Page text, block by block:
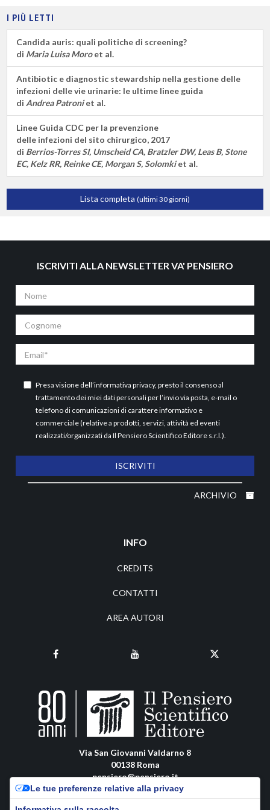
I PIÙ LETTI
Candida auris: quali politiche di screening?
di Maria Luisa Moroet al.
Antibiotic e diagnostic stewardship nella gestione delle
infezioni delle vie urinarie: le ultime linee guida
di Andrea Patroniet al.
Linee Guida CDC per la prevenzione
delle infezioni del sito chirurgico, 2017
di Berrios-Torres SI, Umscheid CA, Bratzler DW, Leas B, Stone
EC, Kelz RR, Reinke CE, Morgan S, Solomkiet al.
Lista completa (ultimi 30 giorni)
ISCRIVITI ALLA NEWSLETTER VA' PENSIERO
Presa visione dell’informativa privacy, presto il consenso al
trattamento dei miei dati personali per l’invio via posta, e-mail o
telefono di comunicazioni di carattere informativo e
commerciale (relative a prodotti, servizi, attività ed eventi
realizzati/organizzati da Il Pensiero Scientifico Editore s.r.l.).
ISCRIVITI
ARCHIVIO
INFO
CREDITS
CONTATTI
AREA AUTORI
Via San Giovanni Valdarno 8
00138 Roma
pensiero@pensiero.it
amministrazione@pec.pensiero.com
Le tue preferenze relative alla privacy